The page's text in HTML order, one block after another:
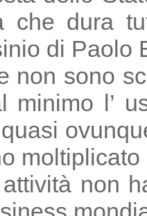
che dura
di
non sono
minimo l’
non